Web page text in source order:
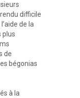
difficile
de la
plus
de
bégonias
à la